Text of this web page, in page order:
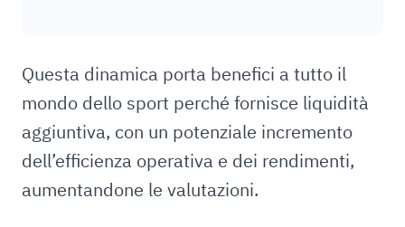
Questa dinamica porta benefici a tutto il
mondo dello sport perché fornisce liquidità
aggiuntiva, con un potenziale incremento
dell’efficienza operativa e dei rendimenti,
aumentandone le valutazioni.